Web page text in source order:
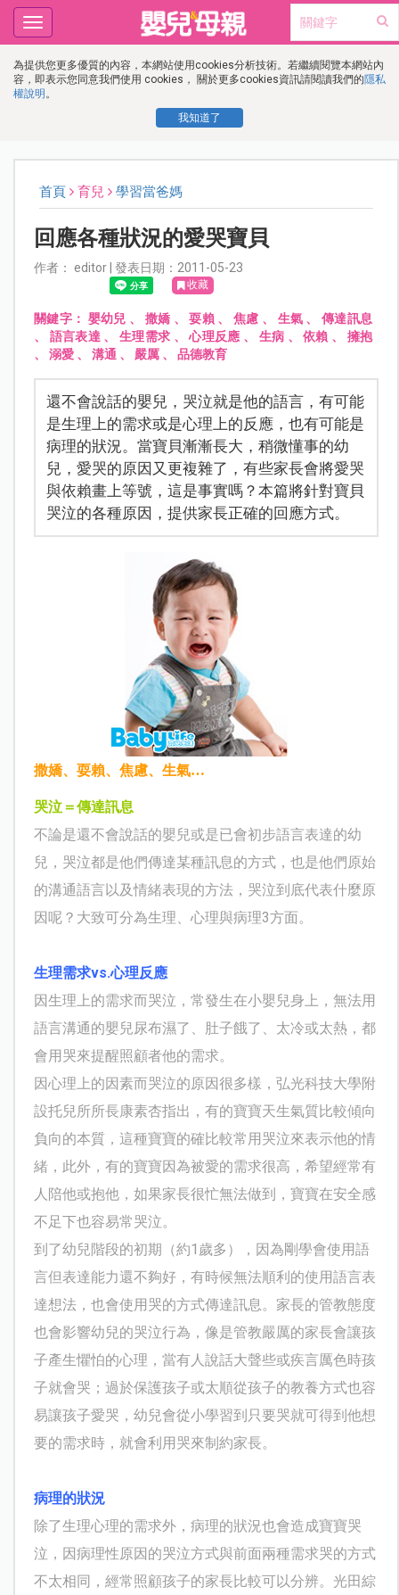
為提供您更多優質的內容，本網站使用cookies分析技術。若繼續閱覽本網站內
容，即表示您同意我們使用 cookies， 關於更多cookies資訊請閱讀我們的隱私
權說明 。
我知道了
Toggle
navigation
首頁 育兒 學習當爸媽
回應各種狀況的愛哭寶貝
作者： editor | 發表日期：2011-05-23
收藏
關鍵字： 嬰幼兒 、 撒嬌 、耍賴、 焦慮 、 生氣 、傳達訊息
、 語言表達 、 生理需求 、心理反應 、 生病 、依賴 、 擁抱
、 溺愛、 溝通 、 嚴厲、 品德教育
還不會說話的嬰兒，哭泣就是他的語言，有可能
是生理上的需求或是心理上的反應，也有可能是
病理的狀況。當寶貝漸漸長大，稍微懂事的幼
兒，愛哭的原因又更複雜了，有些家長會將愛哭
與依賴畫上等號，這是事實嗎？本篇將針對寶貝
哭泣的各種原因，提供家長正確的回應方式。
撒嬌、耍賴、焦慮、生氣…
哭泣＝傳達訊息
不論是還不會說話的嬰兒或是已會初步語言表達的幼
兒，哭泣都是他們傳達某種訊息的方式，也是他們原始
的溝通語言以及情緒表現的方法，哭泣到底代表什麼原
因呢？大致可分為生理、心理與病理3方面。
生理需求vs.心理反應
因生理上的需求而哭泣，常發生在小嬰兒身上，無法用
語言溝通的嬰兒尿布濕了、肚子餓了、太冷或太熱，都
會用哭來提醒照顧者他的需求。
因心理上的因素而哭泣的原因很多樣，弘光科技大學附
設托兒所所長康素杏指出，有的寶寶天生氣質比較傾向
負向的本質，這種寶寶的確比較常用哭泣來表示他的情
緒，此外，有的寶寶因為被愛的需求很高，希望經常有
人陪他或抱他，如果家長很忙無法做到，寶寶在安全感
不足下也容易常哭泣。
到了幼兒階段的初期（約1歲多），因為剛學會使用語
言但表達能力還不夠好，有時候無法順利的使用語言表
達想法，也會使用哭的方式傳達訊息。家長的管教態度
也會影響幼兒的哭泣行為，像是管教嚴厲的家長會讓孩
子產生懼怕的心理，當有人說話大聲些或疾言厲色時孩
子就會哭；過於保護孩子或太順從孩子的教養方式也容
易讓孩子愛哭，幼兒會從小學習到只要哭就可得到他想
要的需求時，就會利用哭來制約家長。
病理的狀況
除了生理心理的需求外，病理的狀況也會造成寶寶哭
泣，因病理性原因的哭泣方式與前面兩種需求哭的方式
不太相同，經常照顧孩子的家長比較可以分辨。光田綜